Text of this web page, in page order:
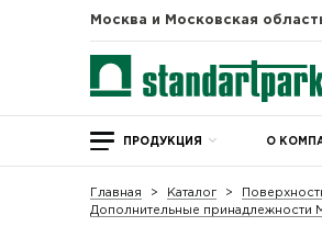
Москва и Московская
ПРОДУКЦИЯ О
Главная Каталог
Дополнительные принадлежности